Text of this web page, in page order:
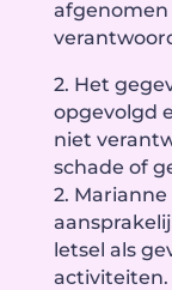
afgenomen
2. Het
opgevolgd
niet
schade of
2.
letsel als
activiteiten.